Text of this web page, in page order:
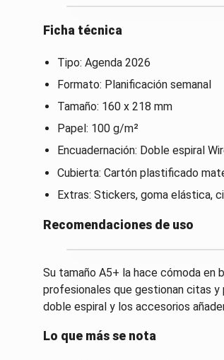
Ficha técnica
Tipo: Agenda 2026
Formato: Planificación semanal
Tamaño: 160 x 218 mm
Papel: 100 g/m²
Encuadernación: Doble espiral
Cubierta: Cartón plastificado
Extras: Stickers, goma elástica,
Recomendaciones de uso
Su tamaño A5+ la hace cómoda
profesionales que gestionan citas y
doble espiral y los accesorios
Lo que más se nota